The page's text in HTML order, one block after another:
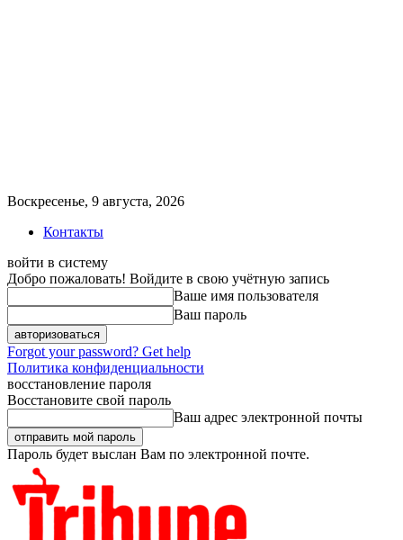
Воскресенье, 9 августа, 2026
Контакты
войти в систему
Добро пожаловать! Войдите в свою учётную запись
Ваше имя пользователя
Ваш пароль
Forgot your password? Get help
Политика конфиденциальности
восстановление пароля
Восстановите свой пароль
Ваш адрес электронной почты
Пароль будет выслан Вам по электронной почте.